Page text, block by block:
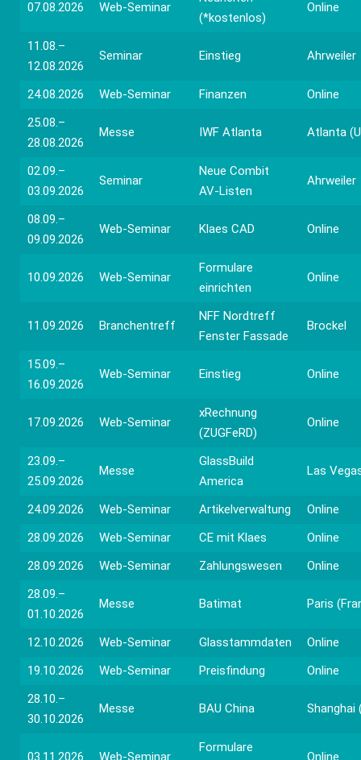
07.08.2026 Web-Seminar
(*kostenlos)
Online
11.08.–
12.08.2026
Seminar Einstieg Ahrweiler
24.08.2026 Web-Seminar Finanzen
Online
25.08.–
28.08.2026
Messe IWF Atlanta Atlanta
02.09.–
03.09.2026
Seminar
Neue Combit
AV-Listen
Ahrweiler
08.09.–
09.09.2026
Web-Seminar Klaes CAD Online
10.09.2026 Web-Seminar
Formulare
einrichten
Online
11.09.2026 Branchentreff
NFF Nordtreff
Fenster Fassade
Brockel
15.09.–
16.09.2026
Web-Seminar Einstieg Online
17.09.2026 Web-Seminar
xRechnung
(ZUGFeRD)
Online
23.09.–
25.09.2026
Messe
GlassBuild
America
Las
24.09.2026 Web-Seminar Artikelverwaltung
Online
28.09.2026
Web-Seminar CE mit Klaes
Online
28.09.2026
Web-Seminar Zahlungswesen
Online
28.09.–
01.10.2026
Messe Batimat Paris
12.10.2026 Web-Seminar Glasstammdaten
Online
19.10.2026
Web-Seminar Preisfindung
Online
28.10.–
30.10.2026
Messe BAU China Shanghai
03.11.2026 Web-Seminar
Formulare
Online